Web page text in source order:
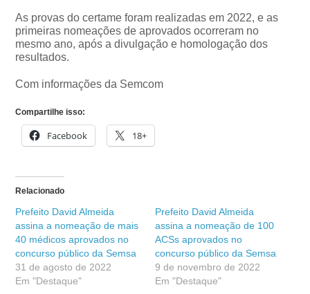
As provas do certame foram realizadas em 2022, e as
primeiras nomeações de aprovados ocorreram no
mesmo ano, após a divulgação e homologação dos
resultados.
Com informações da Semcom
Compartilhe isso:
Facebook 18+
Relacionado
Prefeito David Almeida
assina a nomeação de mais
40 médicos aprovados no
concurso público da Semsa
31 de agosto de 2022
Em "Destaque"
Prefeito David Almeida
assina a nomeação de 100
ACSs aprovados no
concurso público da Semsa
9 de novembro de 2022
Em "Destaque"